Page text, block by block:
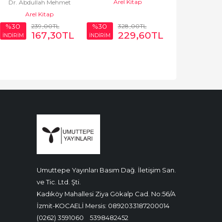
Semtindeki İlk İskân...
Dr. Abdullah Mehmet
Avunduk
Arel Kitap
%30
İNDİRİM
239,00TL
167,30TL
Arel Kitap
%30
İNDİRİM
328,00TL
229,60TL
Umuttepe Yayınları Basım Dağ. İletişim San.
ve Tic. Ltd. Şti.
Kadıköy Mahallesi Ziya Gökalp Cad. No:56/A
İzmit-KOCAELİ Mersis: 0892033187200014
(0262) 3591060
5398482452